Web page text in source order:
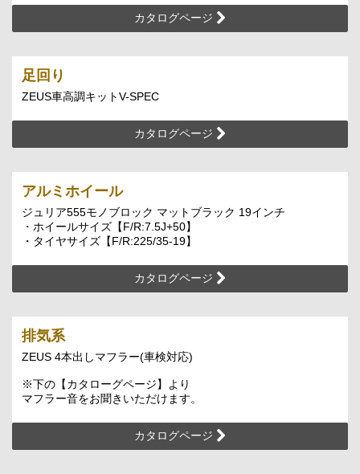
カタログページ
足回り
ZEUS車高調キットV-SPEC
カタログページ
アルミホイール
ジュリア555モノブロック マットブラック 19インチ
・ホイールサイズ【F/R:7.5J+50】
・タイヤサイズ【F/R:225/35-19】
カタログページ
排気系
ZEUS 4本出しマフラー(車検対応)
※下の【カタローグページ】より
マフラー音をお聞きいただけます。
カタログページ